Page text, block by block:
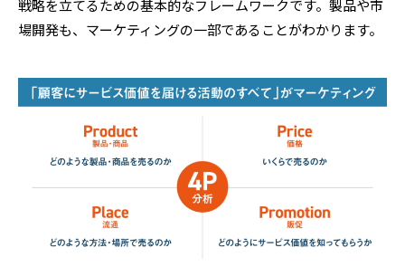
戦略を立てるための基本的なフレームワークです。製品や市
場開発も、マーケティングの一部であることがわかります。